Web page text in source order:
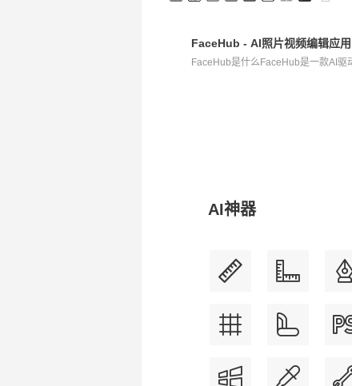
FaceHub - AI照片视频编辑应
FaceHub是什么FaceHub是一款AI驱
AI神器